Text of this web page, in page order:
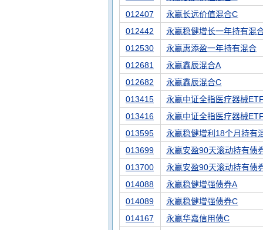
012407
永赢长远价值混合C
012442
永赢稳健增长一年持有混
012530
永赢惠添盈一年持有混合
012681
永赢鑫辰混合A
012682
永赢鑫辰混合C
013415
永赢中证全指医疗器械
013416
永赢中证全指医疗器械
013595
永赢稳健增利18个月持有
013699
永赢安盈90天滚动持有债
013700
永赢安盈90天滚动持有债
014088
永赢稳健增强债券A
014089
永赢稳健增强债券C
014167
永赢华嘉信用债C